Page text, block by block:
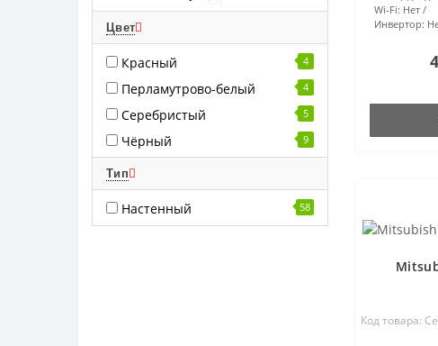
Цвет
Красный 4
Перламутрово-белый 4
Серебристый 5
Чёрный 9
Тип
Настенный 58
Wi-Fi: Нет
Инвертор:
Код товара: